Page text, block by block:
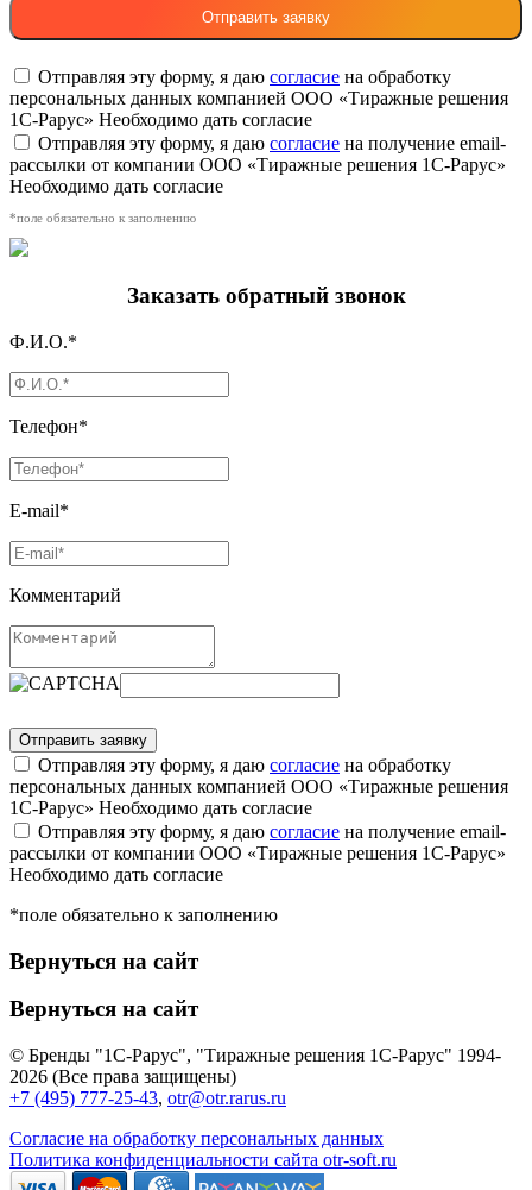
Отправляя эту форму, я даю согласие на обработку
персональных данных компанией ООО «Тиражные решения
1С-Рарус» Необходимо дать согласие
Отправляя эту форму, я даю согласие на получение email-
рассылки от компании ООО «Тиражные решения 1С-Рарус»
Необходимо дать согласие
*поле обязательно к заполнению
Заказать обратный звонок
Ф.И.О.*
Телефон*
E-mail*
Комментарий
Отправляя эту форму, я даю согласие на обработку
персональных данных компанией ООО «Тиражные решения
1С-Рарус» Необходимо дать согласие
Отправляя эту форму, я даю согласие на получение email-
рассылки от компании ООО «Тиражные решения 1С-Рарус»
Необходимо дать согласие
*поле обязательно к заполнению
Вернуться на сайт
Вернуться на сайт
© Бренды "1С-Рарус", "Тиражные решения 1С-Рарус" 1994-
2026 (Все права защищены)
+7 (495) 777-25-43, otr@otr.rarus.ru
Согласие на обработку персональных данных
Политика конфиденциальности сайта otr-soft.ru